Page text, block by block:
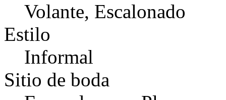
Volante, Escalonado
Estilo
Informal
Sitio de boda